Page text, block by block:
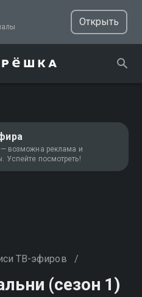
сериалы
Открыть
возможна реклама и
Успейте посмотреть!
ТВ-эфиров /
(сезон 1)